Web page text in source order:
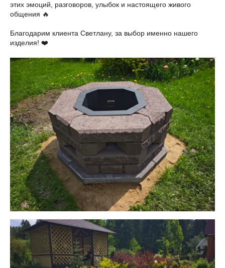
этих эмоций, разговоров, улыбок и настоящего живого
общения 🔥
Благодарим клиента Светлану, за выбор именно нашего
изделия! ❤️